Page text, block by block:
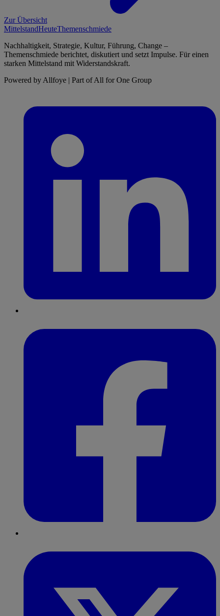
Zur Übersicht
MittelstandHeuteThemenschmiede
Nachhaltigkeit, Strategie, Kultur, Führung, Change –
Themenschmiede berichtet, diskutiert und setzt Impulse. Für einen
starken Mittelstand mit Widerstandskraft.
Powered by Allfoye | Part of All for One Group